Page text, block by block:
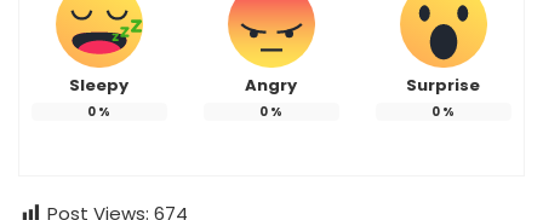
Sleepy
0 %
Angry
0 %
Surprise
0 %
Post Views: 674